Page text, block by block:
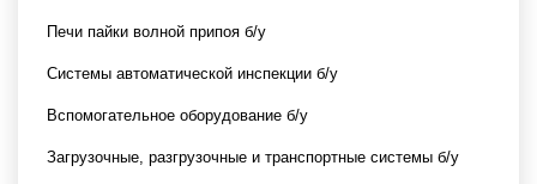
Печи пайки волной припоя б/у
Системы автоматической инспекции б/у
Вспомогательное оборудование б/у
Загрузочные, разгрузочные и транспортные системы б/у